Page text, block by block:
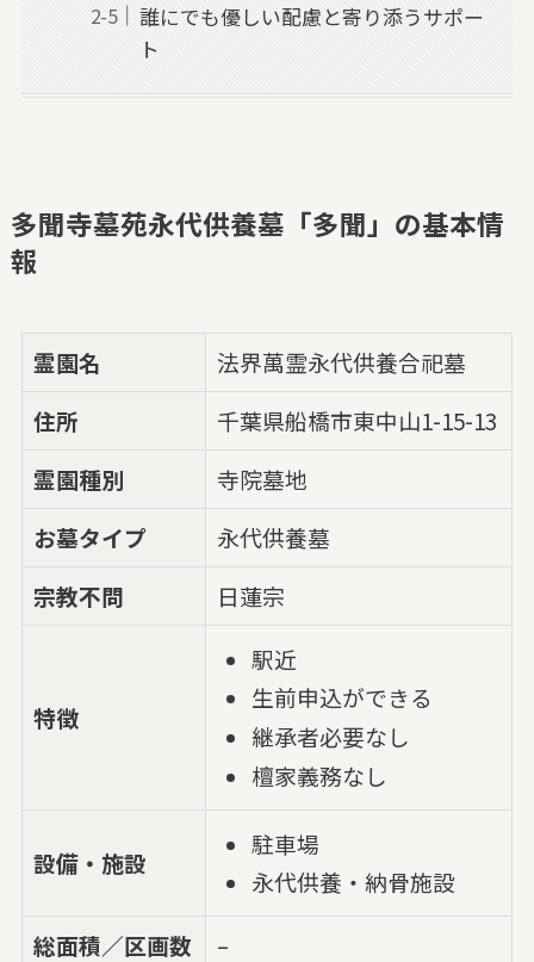
誰にでも優しい配慮と寄り添うサポー
ト
多聞寺墓苑永代供養墓「多聞」の基本情
報
霊園名
法界萬霊永代供養合祀墓
住所
千葉県船橋市東中山1-15-13
霊園種別
寺院墓地
お墓タイプ
永代供養墓
宗教不問
日蓮宗
特徴
駅近
生前申込ができる
継承者必要なし
檀家義務なし
設備・施設
駐車場
永代供養・納骨施設
総面積／区画数
–